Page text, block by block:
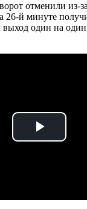
отменили из-
26-й минуте
выход один на
Play